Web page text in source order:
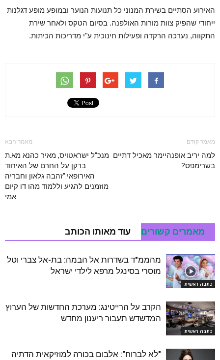
האירוע הסתיים בשירת המנוני כל תנועות הנוער ובמופע מופע דגלנות
ייחודי שהפיק צוות מורות האולפנה. בסיום הטקס ולאחר שירת
התקווה, נערכה הרקדה ופעילות חינוכית ע"י מדריכות הכיתות.
מאמר קודם
למה יריב אופנהיימר מאכיל דתיים
בשרימפס?
מאמר הבא
מנכ"ל ישראטויס, מאיר כהנא מא.ת
ברקן על החרם של האיחוד
האירופאי:"זהבה גלאון וחבריה
מוזמנים להגיע וללמוד מהו דו קיום
אמי
מאמרים קשורים עוד מאותו הכותב
כתבה ראשית
מהממ"ד בשדרות אל הבמה: בת-אל צברי וטל
מוסרי בסינגל מרפא לילדי ישראל
כתבה ראשית
הקרב על הרייטינג: מערכת החדשות של הערוץ
המדשדש תעבור ריענון מחדש
"לא לברוח": אלבום בכורה למוזיקאית הדתיה